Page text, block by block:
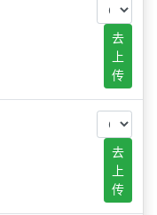
去
上
传
去
上
传